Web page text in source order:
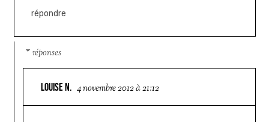
répondre
réponses
LOUISE N. 4 novembre 2012 à 21:12